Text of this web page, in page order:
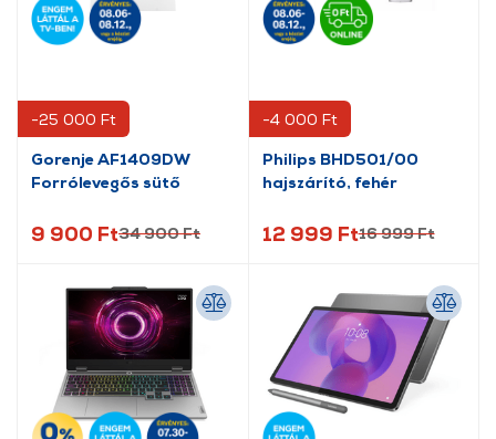
-25 000 Ft
Gorenje AF1409DW
Forrólevegős sütő
9 900 Ft34 900 Ft
-4 000 Ft
Philips BHD501/00
hajszárító, fehér
12 999 Ft16 999 Ft